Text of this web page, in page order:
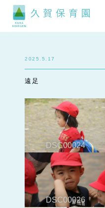
2025.5.17
遠足
DSC00024
DSC00026